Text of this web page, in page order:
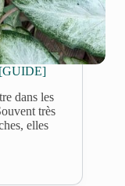
[GUIDE]
dans les
très
elles